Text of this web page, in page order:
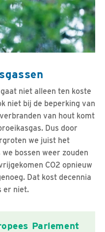
niet alleen ten koste
niet bij de beperking van
van hout komt
Dus door
we juist het
bossen weer zouden
CO2 opnieuw
Dat kost decennia
er niet.
Parlement